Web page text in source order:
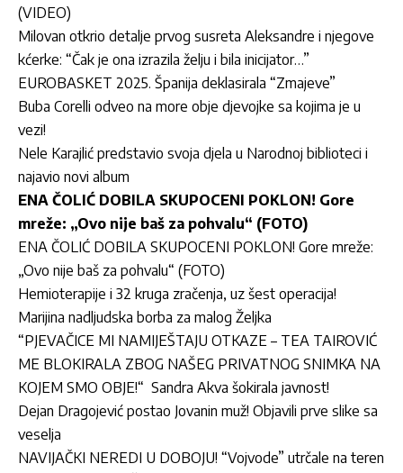
(VIDEO)
Milovan otkrio detalje prvog susreta Aleksandre i njegove
kćerke: “Čak je ona izrazila želju i bila inicijator…”
EUROBASKET 2025. Španija deklasirala “Zmajeve”
Buba Corelli odveo na more obje djevojke sa kojima je u
vezi!
Nele Karajlić predstavio svoja djela u Narodnoj biblioteci i
najavio novi album
ENA ČOLIĆ DOBILA SKUPOCENI POKLON! Gore
mreže: „Ovo nije baš za pohvalu“ (FOTO)
ENA ČOLIĆ DOBILA SKUPOCENI POKLON! Gore mreže:
„Ovo nije baš za pohvalu“ (FOTO)
Hemioterapije i 32 kruga zračenja, uz šest operacija!
Marijina nadljudska borba za malog Željka
“PJEVAČICE MI NAMIJEŠTAJU OTKAZE – TEA TAIROVIĆ
ME BLOKIRALA ZBOG NAŠEG PRIVATNOG SNIMKA NA
KOJEM SMO OBJE!“ Sandra Akva šokirala javnost!
Dejan Dragojević postao Jovanin muž! Objavili prve slike sa
veselja
NAVIJAČKI NEREDI U DOBOJU! “Vojvode” utrčale na teren